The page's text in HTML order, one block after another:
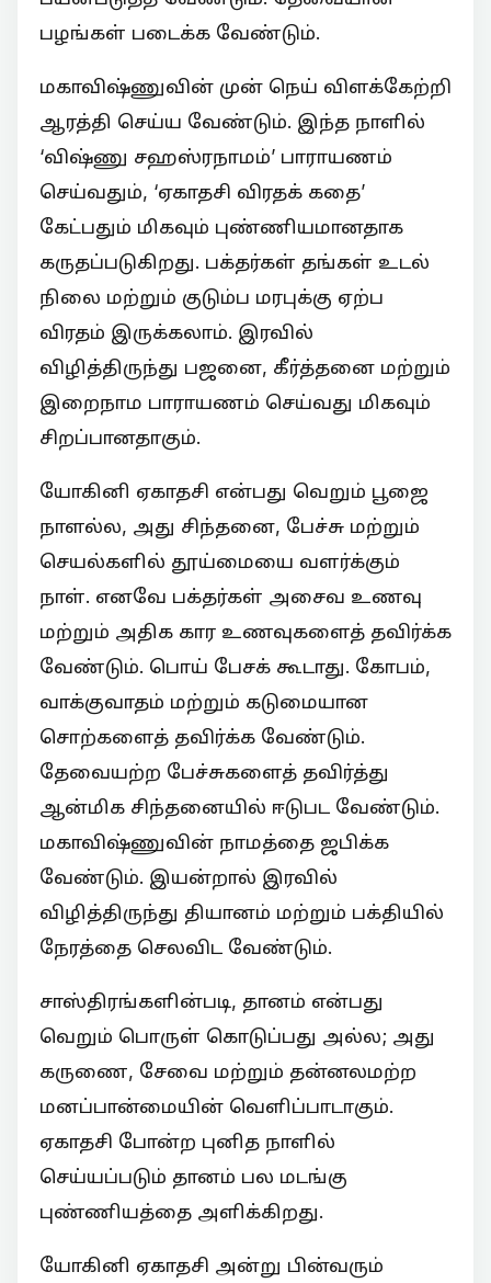
பழங்கள் படைக்க வேண்டும்.
மகாவிஷ்ணுவின் முன் நெய் விளக்கேற்றி
ஆரத்தி செய்ய வேண்டும். இந்த நாளில்
‘விஷ்ணு சஹஸ்ரநாமம்’ பாராயணம்
செய்வதும், ‘ஏகாதசி விரதக் கதை’
கேட்பதும் மிகவும் புண்ணியமானதாக
கருதப்படுகிறது. பக்தர்கள் தங்கள் உடல்
நிலை மற்றும் குடும்ப மரபுக்கு ஏற்ப
விரதம் இருக்கலாம். இரவில்
விழித்திருந்து பஜனை, கீர்த்தனை மற்றும்
இறைநாம பாராயணம் செய்வது மிகவும்
சிறப்பானதாகும்.
யோகினி ஏகாதசி என்பது வெறும் பூஜை
நாளல்ல, அது சிந்தனை, பேச்சு மற்றும்
செயல்களில் தூய்மையை வளர்க்கும்
நாள். எனவே பக்தர்கள் அசைவ உணவு
மற்றும் அதிக கார உணவுகளைத் தவிர்க்க
வேண்டும். பொய் பேசக் கூடாது. கோபம்,
வாக்குவாதம் மற்றும் கடுமையான
சொற்களைத் தவிர்க்க வேண்டும்.
தேவையற்ற பேச்சுகளைத் தவிர்த்து
ஆன்மிக சிந்தனையில் ஈடுபட வேண்டும்.
மகாவிஷ்ணுவின் நாமத்தை ஜபிக்க
வேண்டும். இயன்றால் இரவில்
விழித்திருந்து தியானம் மற்றும் பக்தியில்
நேரத்தை செலவிட வேண்டும்.
சாஸ்திரங்களின்படி, தானம் என்பது
வெறும் பொருள் கொடுப்பது அல்ல; அது
கருணை, சேவை மற்றும் தன்னலமற்ற
மனப்பான்மையின் வெளிப்பாடாகும்.
ஏகாதசி போன்ற புனித நாளில்
செய்யப்படும் தானம் பல மடங்கு
புண்ணியத்தை அளிக்கிறது.
யோகினி ஏகாதசி அன்று பின்வரும்